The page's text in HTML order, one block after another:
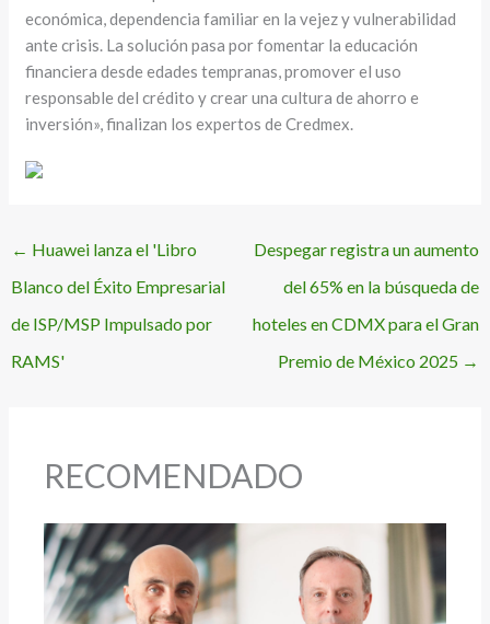
económica, dependencia familiar en la vejez y vulnerabilidad
ante crisis. La solución pasa por fomentar la educación
financiera desde edades tempranas, promover el uso
responsable del crédito y crear una cultura de ahorro e
inversión», finalizan los expertos de Credmex.
← Huawei lanza el 'Libro
Blanco del Éxito Empresarial
de ISP/MSP Impulsado por
RAMS'
Despegar registra un aumento
del 65% en la búsqueda de
hoteles en CDMX para el Gran
Premio de México 2025 →
RECOMENDADO